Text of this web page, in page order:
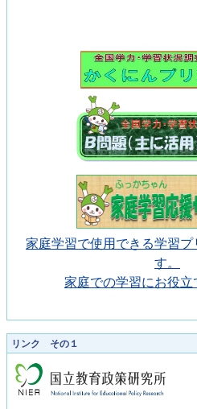
家庭学習で使用できる学習
す。
家庭での学習にお役立
リンク その１